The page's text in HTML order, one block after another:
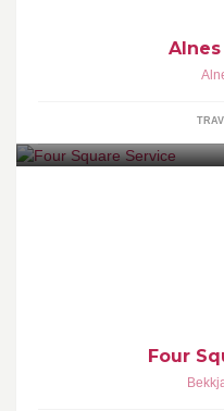
Alnes
Four